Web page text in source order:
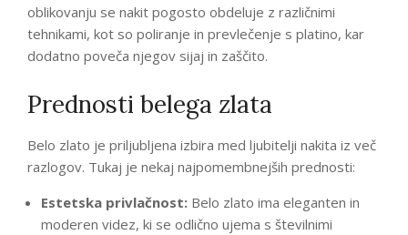
oblikovanju se nakit pogosto obdeluje z različnimi
tehnikami, kot so poliranje in prevlečenje s platino, kar
dodatno poveča njegov sijaj in zaščito.
Prednosti belega zlata
Belo zlato je priljubljena izbira med ljubitelji nakita iz več
razlogov. Tukaj je nekaj najpomembnejših prednosti:
Estetska privlačnost: Belo zlato ima eleganten in
moderen videz, ki se odlično ujema s številnimi